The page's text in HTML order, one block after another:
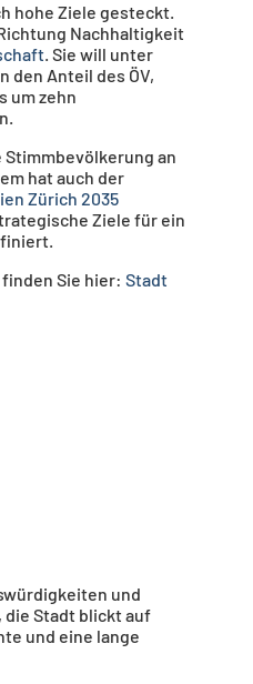
hohe Ziele gesteckt.
Nachhaltigkeit
. Sie will unter
den Anteil des ÖV,
um zehn
Stimmbevölkerung an
hat auch der
Zürich 2035
Ziele für ein
Sie hier: Stadt
und
Stadt blickt auf
und eine lange